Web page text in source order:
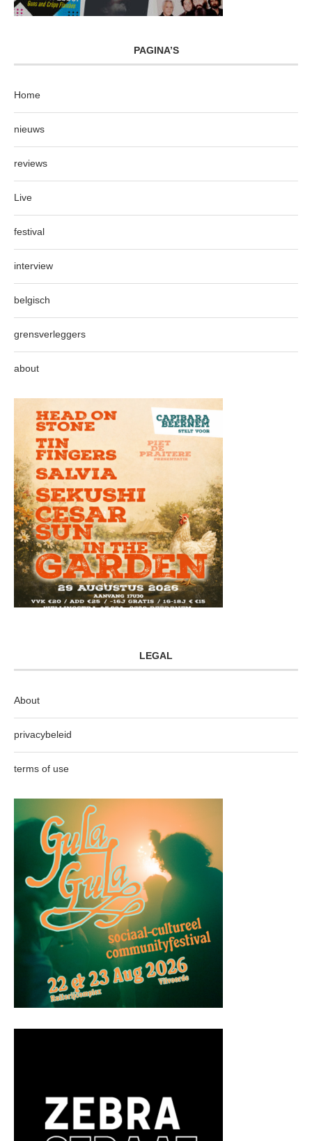
PAGINA’S
Home
nieuws
reviews
Live
festival
interview
belgisch
grensverleggers
about
LEGAL
About
privacybeleid
terms of use